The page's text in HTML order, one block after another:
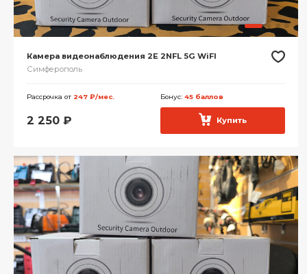
Камера видеонаблюдения 2E 2NFL 5G WiFI
Симферополь
Рассрочка от 247 ₽/мес. Бонус: 45 баллов
2 250 ₽ Купить